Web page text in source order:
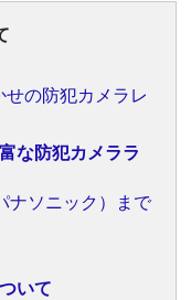
せの防犯カメラレ
な防犯カメララ
ナソニック）まで
いて